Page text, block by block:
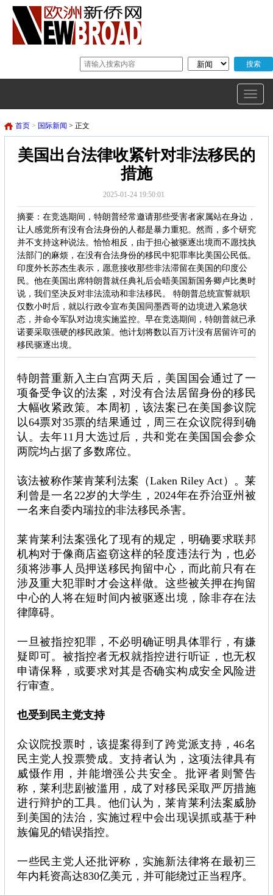
首页 > 国际新闻 > 正文
美国出台法律收紧针对非法移民的
措施
2025-01-24 19:50:01
摘要：在竞选期间，特朗普经常邀请那些受害者家属站在身边，
让人感觉所有没有合法身份的人都是暴力重犯。然而，多个研究
并不支持这种说法。恰恰相反，由于担心被驱逐出境而不愿找执
法部门的麻烦，在没有合法身份的移民中犯罪率比美国公民低。
印度外长苏杰生表示，愿意接收那些非法滞留在美国的印度公
民。他在美国出席特朗普就任典礼后会晤美国新国务卿卢比奥时
说，我们坚决反对非法流动和非法移民。 特朗普总统宣誓就职
仅数小时后，就以行政令宣布美国同墨西哥的边境进入紧急状
态，并命令军队对边境实施监控。早在竞选期间，特朗普就已承
诺要采取强硬的移民政策。他计划将数以百万计没有居留许可的
移民驱逐出境。
特朗普重新入主白宫两天后，美国国会通过了一
项备受争议的法案，对没有合法居留身份的移民
大幅收紧政策。本周初，该法案已在美国参议院
以64票对35票的结果通过，周三在众议院得到确
认。去年11月大选过后，共和党在美国国会参众
两院均占据了多数席位。
该法被称作莱肯莱利法案（Laken Riley Act）。莱
利曾是一名22岁的大学生，2024年在乔治亚州被
一名来自委内瑞拉的非法移民杀害。
莱肯莱利法案强化了现有的规定，明确要求联邦
机构对于像商店盗窃这样的轻度违法行为，也必
须将涉事人员押送移民拘留中心，而此前只有在
涉及重大犯罪时才会这样做。这些被关押在拘留
中心的人将在短时间内被驱逐出境，除非存在法
律障碍。
一旦被指控犯罪，不必明确证明具体罪行，有嫌
疑即可。被指控者无权就指控进行听证，也无权
申请保释，或要求对其是否确实构成安全风险进
行审查。
也受到民主党支持
众议院投票时，该提案得到了跨党派支持，46名
民主党人投票赞成。支持者认为，这项法律具有
威慑作用，并能增强公共安全。批评者则警告
称，莱利悲剧被滥用，成了对移民采取严厉措施
进行辩护的工具。他们认为，莱肯莱利法案威胁
到美国的法治，实施过程中会出现误抓或基于种
族偏见的错误指控。
一些民主党人还批评称，实施新法律将在最初三
年内耗资高达830亿美元，并可能绕过正当程序。